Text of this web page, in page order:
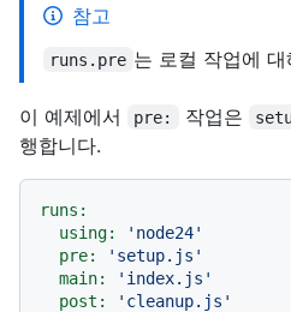
참고
runs.pre 는 로컬 작업에
이 예제에서 pre: 작업은
행합니다.
runs:
using:
'node24'
pre:
'setup.js'
main:
'index.js'
post:
'cleanup.js'